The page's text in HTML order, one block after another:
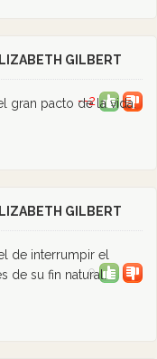
GILBERT
gran pacto de la vida.
--2
GILBERT
de interrumpir el
de su fin natural.
0